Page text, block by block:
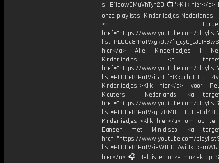
si=B1IqowDMuVhTyn20 📺">Klik hier</a>
onze playlists: Kinderliedjes Nederlands |
<a
href="https://www.youtube.com/
hier</a> Alle Kinderliedjes |
Kinderliedjes: <a
href="https://www.youtube.com/
list=PL0Ce81PoTVxi6nHf5IXkgchUHt-
Kinderliedjes">Klik hier</a> voor
Kleuters | Nederlands: <a
href="https://www.youtube.com/
Kinderliedjes">Klik hier</a> om op te
Dansen met Minidisco: <a
href="https://www.youtube.com/
hier</a> 🎧 Beluister onze muziek op